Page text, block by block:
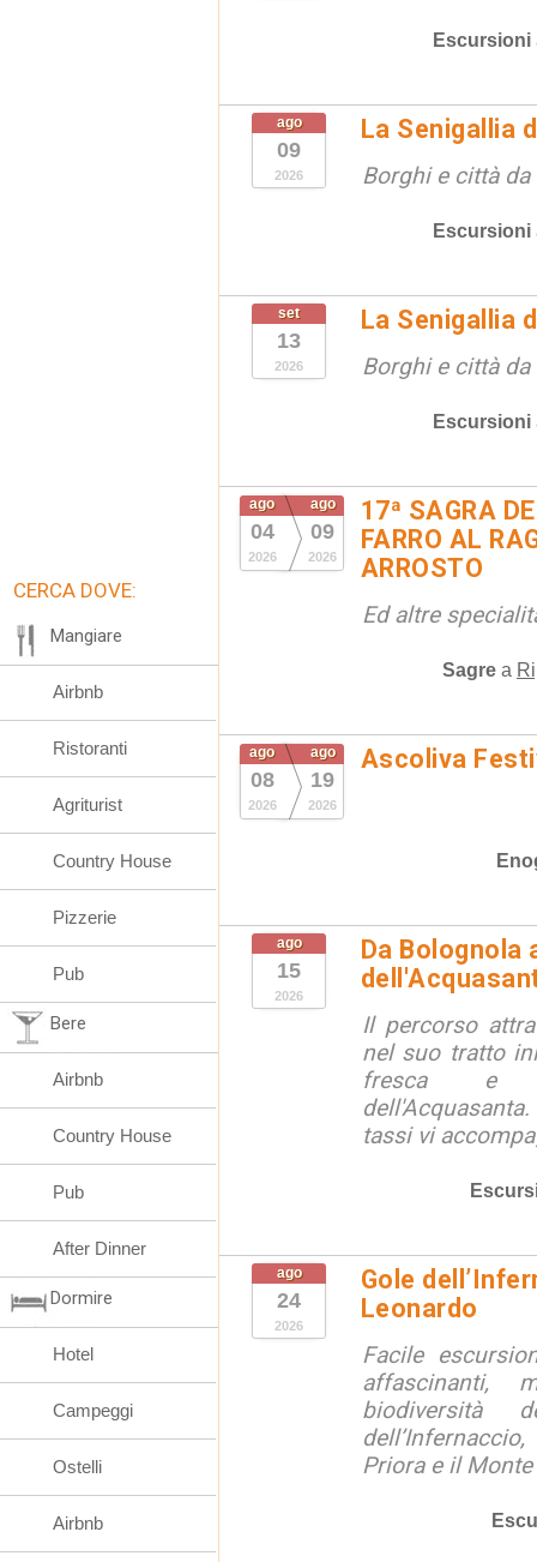
Escursioni
ago
09
2026
La Senigallia
Borghi e città
Escursioni
set
13
2026
La Senigallia
Borghi e città
Escursioni
ago
04
2026
ago
09
2026
17ª SAGRA
FARRO AL
ARROSTO
Ed altre
Sagre a
ago
08
2026
ago
19
2026
Ascoliva
ago
15
2026
Da Bolognola
Il percorso
nel suo tratto
fresca e
tassi vi
ago
24
2026
Gole
Leonardo
Facile
affascinanti,
biodiversità
Priora e il
CERCA DOVE:
Mangiare
Airbnb
Ristoranti
Agriturist
Country House
Pizzerie
Pub
Bere
Airbnb
Country House
Pub
After Dinner
Dormire
Hotel
Campeggi
Ostelli
Airbnb